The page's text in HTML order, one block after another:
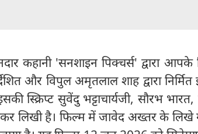
कहानी 'सनशाइन पिक्चर्स' द्वारा आपके
और विपुल अमृतलाल शाह द्वारा
स्क्रिप्ट सुवेंदु भट्टाचार्यजी, सौरभ भारत,
लिखी है। फिल्म में जावेद अख्तर के लिखे